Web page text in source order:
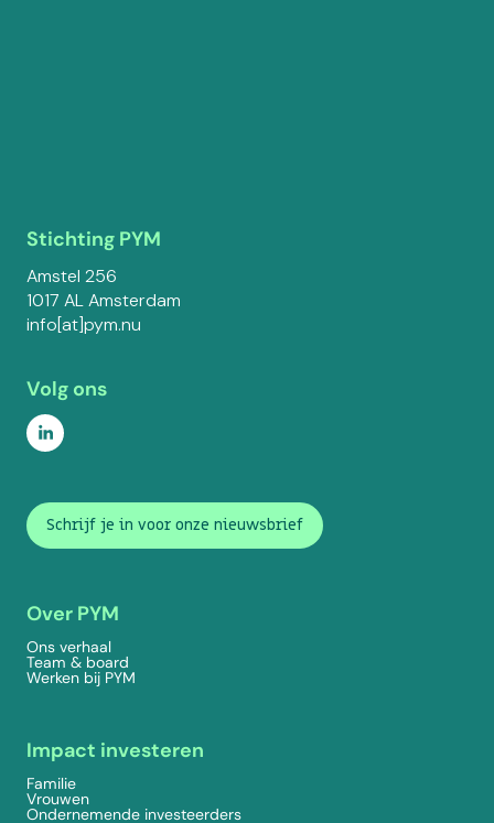
Stichting PYM
Amstel 256
1017 AL Amsterdam
info[at]pym.nu
Volg ons
Schrijf je in voor onze nieuwsbrief
Over PYM
Ons verhaal
Team & board
Werken bij PYM
Impact investeren
Familie
Vrouwen
Ondernemende investeerders